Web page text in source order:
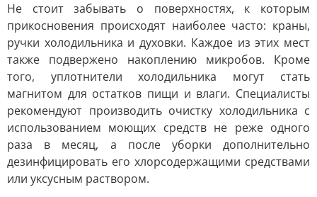
Не стоит забывать о поверхностях, к которым
прикосновения происходят наиболее часто: краны,
ручки холодильника и духовки. Каждое из этих мест
также подвержено накоплению микробов. Кроме
того, уплотнители холодильника могут стать
магнитом для остатков пищи и влаги. Специалисты
рекомендуют производить очистку холодильника с
использованием моющих средств не реже одного
раза в месяц, а после уборки дополнительно
дезинфицировать его хлорсодержащими средствами
или уксусным раствором.